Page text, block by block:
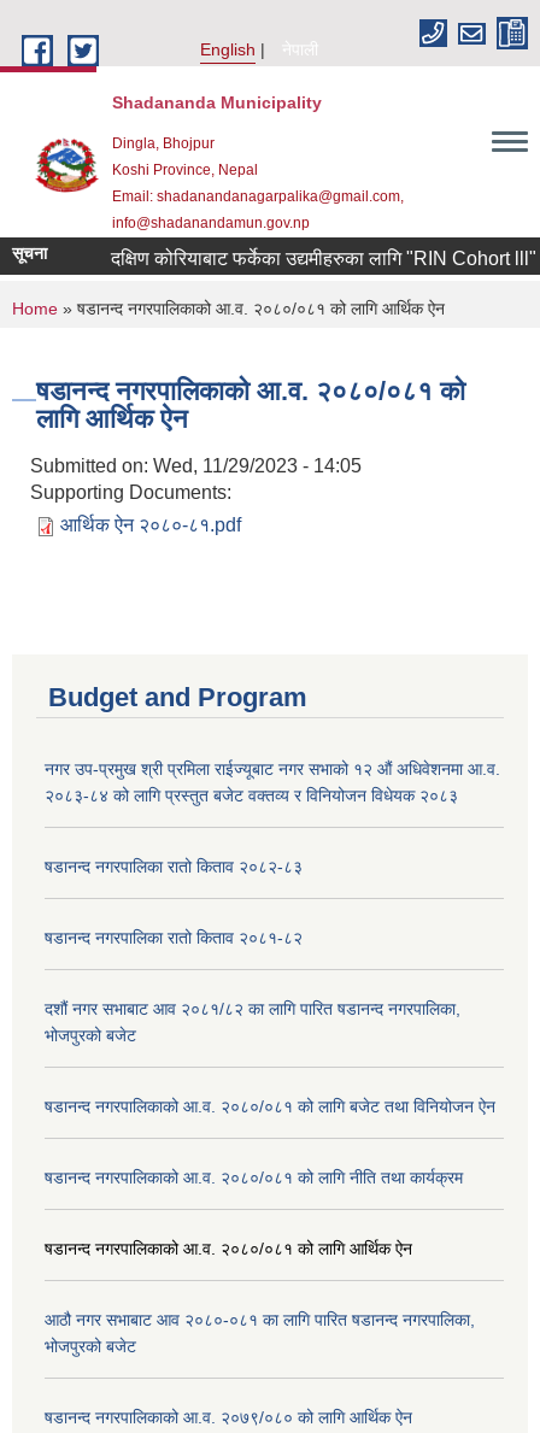
English
नेपाली
Shadananda Municipality
Dingla, Bhojpur
Koshi Province, Nepal
Email: shadanandanagarpalika@gmail.com,
info@shadanandamun.gov.np
सूचना दक्षिण कोरियाबाट फर्केका उद्यमीहरुका लागि "RIN Cohort lll"
You are here
Home » षडानन्द नगरपालिकाको आ.व. २०८०/०८१ को लागि आर्थिक ऐन
षडानन्द नगरपालिकाको आ.व. २०८०/०८१ को
लागि आर्थिक ऐन
Submitted on: Wed, 11/29/2023 - 14:05
Supporting Documents:
आर्थिक ऐन २०८०-८१.pdf
Budget and Program
नगर उप-प्रमुख श्री प्रमिला राईज्यूबाट नगर सभाको १२ ‍औं अधिवेशनमा आ.व.
२०८३-८४ को लागि प्रस्तुत बजेट वक्तव्य र विनियोजन विधेयक २०८३
षडानन्द नगरपालिका रातो किताव २०८२-८३
षडानन्द नगरपालिका रातो किताव २०८१-८२
दशौं नगर सभाबाट आव २०८१/८२ का लागि पारित षडानन्द नगरपालिका,
भोजपुरको बजेट
षडानन्द नगरपालिकाको आ.व. २०८०/०८१ को लागि बजेट तथा विनियोजन ऐन
षडानन्द नगरपालिकाको आ.व. २०८०/०८१ को लागि नीति तथा कार्यक्रम
षडानन्द नगरपालिकाको आ.व. २०८०/०८१ को लागि आर्थिक ऐन
आठौ नगर सभाबाट आव २०८०-०८१ का लागि पारित षडानन्द नगरपालिका,
भोजपुरको बजेट
षडानन्द नगरपालिकाको आ.व. २०७९/०८० को लागि आर्थिक ऐन